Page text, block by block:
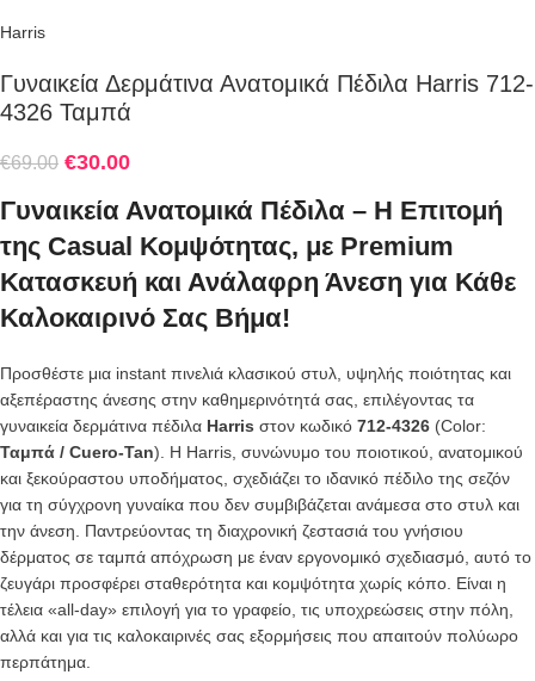
Harris
Γυναικεία Δερμάτινα Ανατομικά Πέδιλα Harris 712-
4326 Ταμπά
€69.00 €30.00
Γυναικεία Ανατομικά Πέδιλα – Η Επιτομή
της Casual Κομψότητας, με Premium
Κατασκευή και Ανάλαφρη Άνεση για Κάθε
Καλοκαιρινό Σας Βήμα!
Προσθέστε μια instant πινελιά κλασικού στυλ, υψηλής ποιότητας και
αξεπέραστης άνεσης στην καθημερινότητά σας, επιλέγοντας τα
γυναικεία δερμάτινα πέδιλα Harris στον κωδικό 712-4326 (Color:
Ταμπά / Cuero-Tan). Η Harris, συνώνυμο του ποιοτικού, ανατομικού
και ξεκούραστου υποδήματος, σχεδιάζει το ιδανικό πέδιλο της σεζόν
για τη σύγχρονη γυναίκα που δεν συμβιβάζεται ανάμεσα στο στυλ και
την άνεση. Παντρεύοντας τη διαχρονική ζεστασιά του γνήσιου
δέρματος σε ταμπά απόχρωση με έναν εργονομικό σχεδιασμό, αυτό το
ζευγάρι προσφέρει σταθερότητα και κομψότητα χωρίς κόπο. Είναι η
τέλεια «all-day» επιλογή για το γραφείο, τις υποχρεώσεις στην πόλη,
αλλά και για τις καλοκαιρινές σας εξορμήσεις που απαιτούν πολύωρο
περπάτημα.